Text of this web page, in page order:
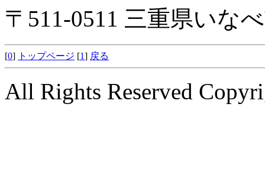
〒511-0511 三重県いな
[0] トップページ [1] 戻る
All Rights Reserved